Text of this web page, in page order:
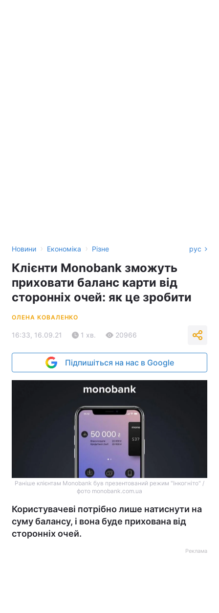
Новини › Економіка › Різне рус
Клієнти Monobank зможуть
приховати баланс карти від
сторонніх очей: як це зробити
ОЛЕНА КОВАЛЕНКО
16:33, 16.09.21 1 хв. 20966
Підпишіться на нас в Google
Раніше клієнтам Monobank був презентований режим "Інкогніто" /
фото monobank.com.ua
Користувачеві потрібно лише натиснути на
суму балансу, і вона буде прихована від
сторонніх очей.
Реклама